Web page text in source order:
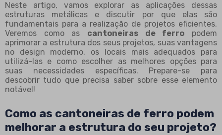
Neste artigo, vamos explorar as aplicações dessas
estruturas metálicas e discutir por que elas são
fundamentais para a realização de projetos eficientes.
Veremos como as cantoneiras de ferro podem
aprimorar a estrutura dos seus projetos, suas vantagens
no design moderno, os locais mais adequados para
utilizá-las e como escolher as melhores opções para
suas necessidades específicas. Prepare-se para
descobrir tudo que precisa saber sobre esse elemento
notável!
Como as cantoneiras de ferro podem
melhorar a estrutura do seu projeto?